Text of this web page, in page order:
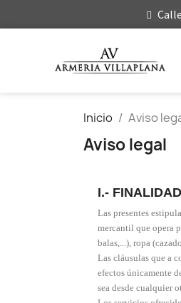
Inicio Aviso
Aviso legal
I.-
Las presentes
mercantil que opera
balas,...), ropa
Las cláusulas que a
efectos únicamente
sea desde cualquier